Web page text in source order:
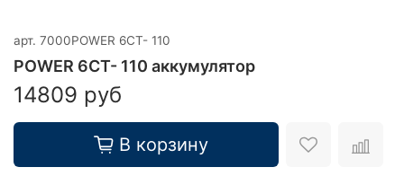
арт. 7000POWER 6СТ- 110
POWER 6СТ- 110 аккумулятор
14809 руб
В корзину